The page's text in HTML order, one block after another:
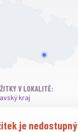
V LOKALITĚ:
kraj
je nedostupný